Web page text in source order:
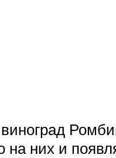
на них и